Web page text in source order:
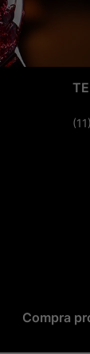
Compra